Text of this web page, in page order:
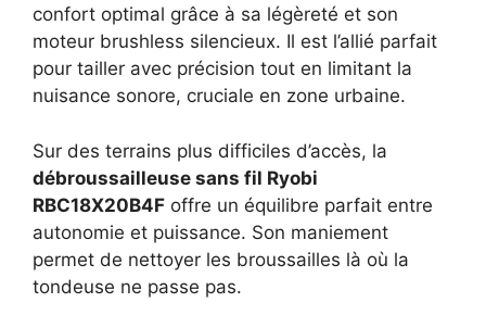
confort optimal grâce à sa légèreté et son
moteur brushless silencieux. Il est l’allié parfait
pour tailler avec précision tout en limitant la
nuisance sonore, cruciale en zone urbaine.
Sur des terrains plus difficiles d’accès, la
débroussailleuse sans fil Ryobi
RBC18X20B4F offre un équilibre parfait entre
autonomie et puissance. Son maniement
permet de nettoyer les broussailles là où la
tondeuse ne passe pas.